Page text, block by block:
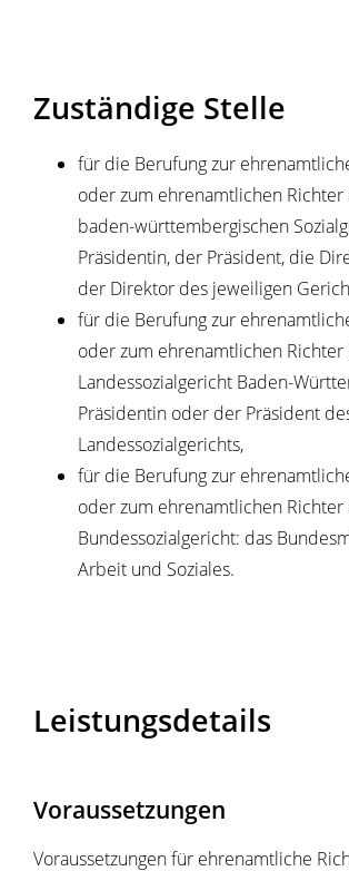
Zuständige Stelle
für die Berufung zur
oder zum ehrenamtlichen
baden-württembergischen
Präsidentin, der Präsident, die
der Direktor des jeweiligen
für die Berufung zur
oder zum ehrenamtlichen Richter
Landessozialgericht Baden-
Präsidentin oder der Präsident
Landessozialgerichts,
für die Berufung zur
oder zum ehrenamtlichen Richter
Bundessozialgericht: das
Arbeit und Soziales.
Leistungsdetails
Voraussetzungen
Voraussetzungen für ehrenamtliche